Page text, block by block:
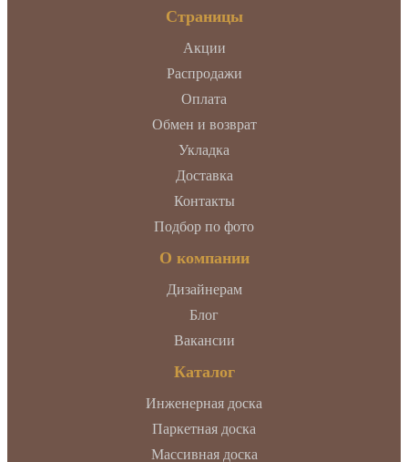
Страницы
Акции
Распродажи
Оплата
Обмен и возврат
Укладка
Доставка
Контакты
Подбор по фото
О компании
Дизайнерам
Блог
Вакансии
Каталог
Инженерная доска
Паркетная доска
Массивная доска